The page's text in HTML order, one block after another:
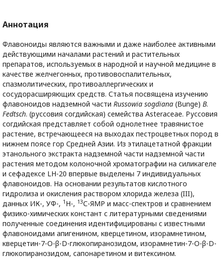
Аннотация
Флавоноиды являются важными и даже наиболее активными
действующими началами растений и растительных
препаратов, используемых в народной и научной медицине в
качестве желчегонных, противовоспалительных,
спазмолитических, противоаллергических и
сосудорасширяющих средств. Статья посвящена изучению
флавоноидов надземной части Russowia sogdiana (Bunge) B.
Fedtsch. (руссовия согдийская) семейства Asteraceae. Руссовия
согдийская представляет собой однолетнее травянистое
растение, встречающееся на выходах пестроцветных пород в
нижнем поясе гор Средней Азии. Из этилацетатной фракции
этанольного экстракта надземной части надземной части
растения методом колоночной хроматографии на силикагеле
и сефадексе LH-20 впервые выделены 7 индивидуальных
флавоноидов. На основании результатов кислотного
гидролиза и окисления раствором хлорида железа (III),
данных ИК-, УФ-, 1 Н-, 13С-ЯМР и масс-спектров и сравнением
физико-химических констант с литературными сведениями
полученные соединения идентифицированы с известными
флавоноидами апигенином, кверцетином, изорамнетином,
кверцетин-7-О-β-D-глюкопиранозидом, изорамнетин-7-О-β-D-
глюкопиранозидом, сапонаретином и витексином.